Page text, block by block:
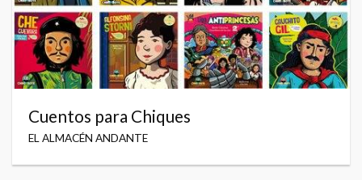
Cuentos para Chiques
EL ALMACÉN ANDANTE